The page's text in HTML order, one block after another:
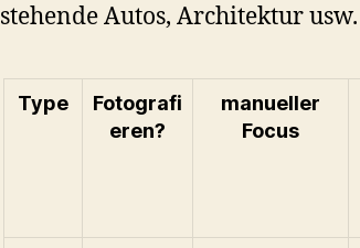
stehende Autos, Architektur usw.
Type
Fotografi
eren?
manueller
Focus